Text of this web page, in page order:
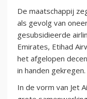
De maatschappij
als gevolg van
gesubsidieerde
Emirates, Etihad
het afgelopen
in handen gekregen.
In de vorm van Jet